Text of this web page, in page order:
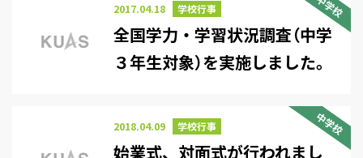
2017.04.18 学校行事
全国学力・学習状況調査（中学
３年生対象）を実施しました。
中学校
2018.04.09 学校行事
始業式、対面式が行われまし